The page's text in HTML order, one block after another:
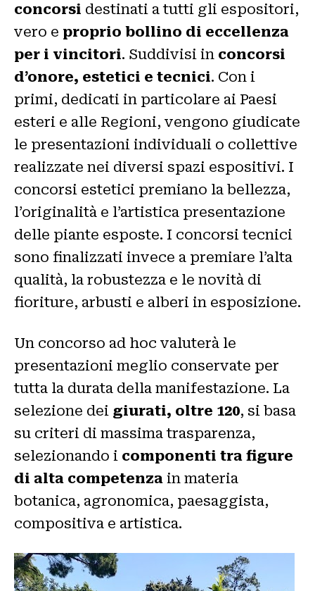
concorsi destinati a tutti gli espositori,
vero e proprio bollino di eccellenza
per i vincitori. Suddivisi in concorsi
d’onore, estetici e tecnici. Con i
primi, dedicati in particolare ai Paesi
esteri e alle Regioni, vengono giudicate
le presentazioni individuali o collettive
realizzate nei diversi spazi espositivi. I
concorsi estetici premiano la bellezza,
l’originalità e l’artistica presentazione
delle piante esposte. I concorsi tecnici
sono finalizzati invece a premiare l’alta
qualità, la robustezza e le novità di
fioriture, arbusti e alberi in esposizione.
Un concorso ad hoc valuterà le
presentazioni meglio conservate per
tutta la durata della manifestazione. La
selezione dei giurati, oltre 120, si basa
su criteri di massima trasparenza,
selezionando i componenti tra figure
di alta competenza in materia
botanica, agronomica, paesaggista,
compositiva e artistica.